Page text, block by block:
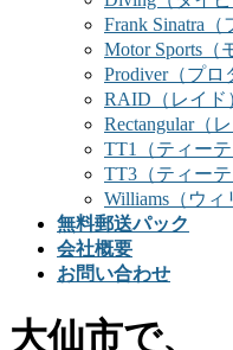
Frank Sinatra
Motor Sports
Prodiver（プ
RAID（レイド
Rectangular（
TT1（ティー
TT3（ティー
Williams（ウ
無料郵送パック
会社概要
お問い合わせ
大仙市で、